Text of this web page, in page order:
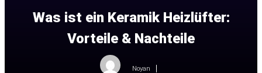
Was ist ein Keramik Heizlüfter:
Vorteile & Nachteile
Noyan